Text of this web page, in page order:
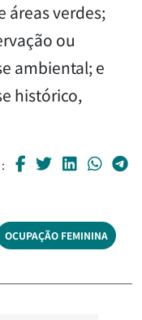
áreas verdes;
ou
ambiental; e
histórico,
OCUPAÇÃO FEMININA